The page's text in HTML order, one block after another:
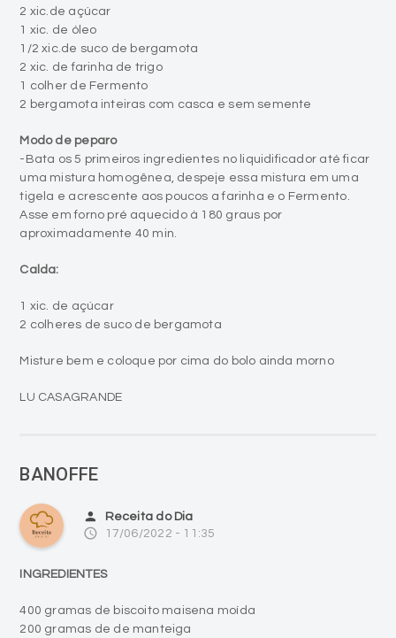
2 xic.de açúcar
1 xic. de óleo
1/2 xic.de suco de bergamota
2 xic. de farinha de trigo
1 colher de Fermento
2 bergamota inteiras com casca e sem semente
Modo de peparo
-Bata os 5 primeiros ingredientes no liquidificador até ficar
uma mistura homogênea, despeje essa mistura em uma
tigela e acrescente aos poucos a farinha e o Fermento.
Asse em forno pré aquecido à 180 graus por
aproximadamente 40 min.
Calda:
1 xic. de açúcar
2 colheres de suco de bergamota
Misture bem e coloque por cima do bolo ainda morno
LU CASAGRANDE
BANOFFE
person Receita do Dia
access_time 17/06/2022 - 11:35
INGREDIENTES
400 gramas de biscoito maisena moída
200 gramas de de manteiga